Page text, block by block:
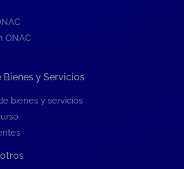
ONAC
y Servicios
bienes y servicios